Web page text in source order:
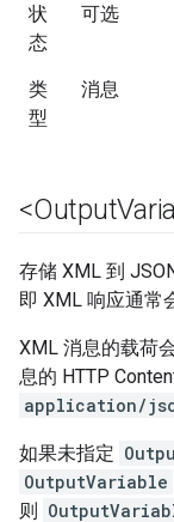
状
态
可选
类
型
消息
<Output
存储 XML 到
即 XML 响应通常
XML 消息的载荷
息的 HTTP
application/
如果未指定
OutputVariable
则